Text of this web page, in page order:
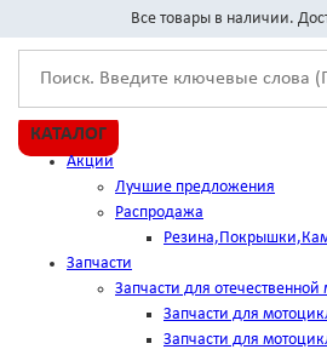
Все товары в наличии.
КАТАЛОГ
Акции
Лучшие предложения
Распродажа
Запчасти
Запчасти для отечественной
Запчасти для
Запчасти для